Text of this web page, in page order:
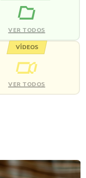
VER TODOS
VÍDEOS
VER TODOS